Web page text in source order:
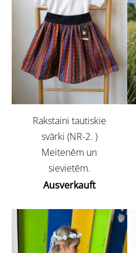
Rakstaini tautiskie
svārki (NR-2. )
Meitenēm un
sievietēm.
Ausverkauft